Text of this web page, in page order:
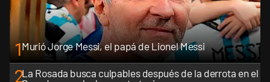
1Murió Jorge Messi, el papá de Lionel Messi
2La Rosada busca culpables después de la derrota en el